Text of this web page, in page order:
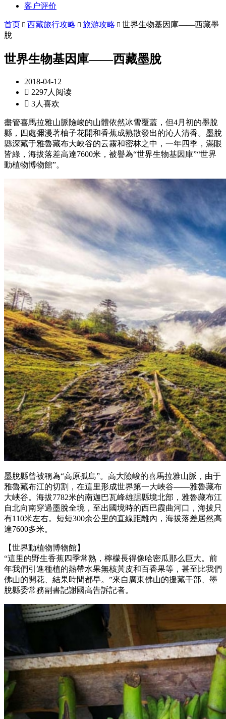
客户评价
首页  西藏旅行攻略  旅游攻略  世界生物基因庫——西藏墨
脫
世界生物基因庫——西藏墨脫
2018-04-12
 2297人阅读
 3人喜欢
盡管喜馬拉雅山脈險峻的山體依然冰雪覆蓋，但4月初的墨脫
縣，四處彌漫著柚子花開和香蕉成熟散發出的沁人清香。墨脫
縣深藏于雅魯藏布大峽谷的云霧和密林之中，一年四季，滿眼
皆綠，海拔落差高達7600米，被譽為“世界生物基因庫”“世界
動植物博物館”。
墨脫縣曾被稱為“高原孤島”。高大險峻的喜馬拉雅山脈，由于
雅魯藏布江的切割，在這里形成世界第一大峽谷——雅魯藏布
大峽谷。海拔7782米的南迦巴瓦峰雄踞縣境北部，雅魯藏布江
自北向南穿過墨脫全境，至出國境時的西巴霞曲河口，海拔只
有110米左右。短短300余公里的直線距離內，海拔落差居然高
達7600多米。
【世界動植物博物館】
“這里的野生香蕉四季常熟，檸檬長得像哈密瓜那么巨大。前
年我們引進種植的熱帶水果無核黃皮和百香果等，甚至比我們
佛山的開花、結果時間都早。”來自廣東佛山的援藏干部、墨
脫縣委常務副書記謝國高告訴記者。